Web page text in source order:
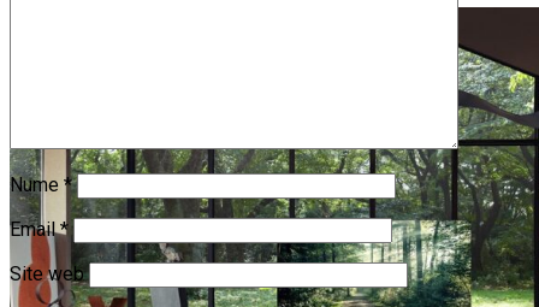
Nume *
Email*
Site web